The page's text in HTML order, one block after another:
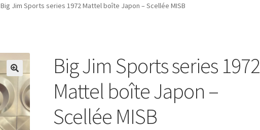
Big Jim Sports series 1972 Mattel boîte Japon – Scellée MISB
Big Jim Sports series 1972
Mattel boîte Japon –
Scellée MISB